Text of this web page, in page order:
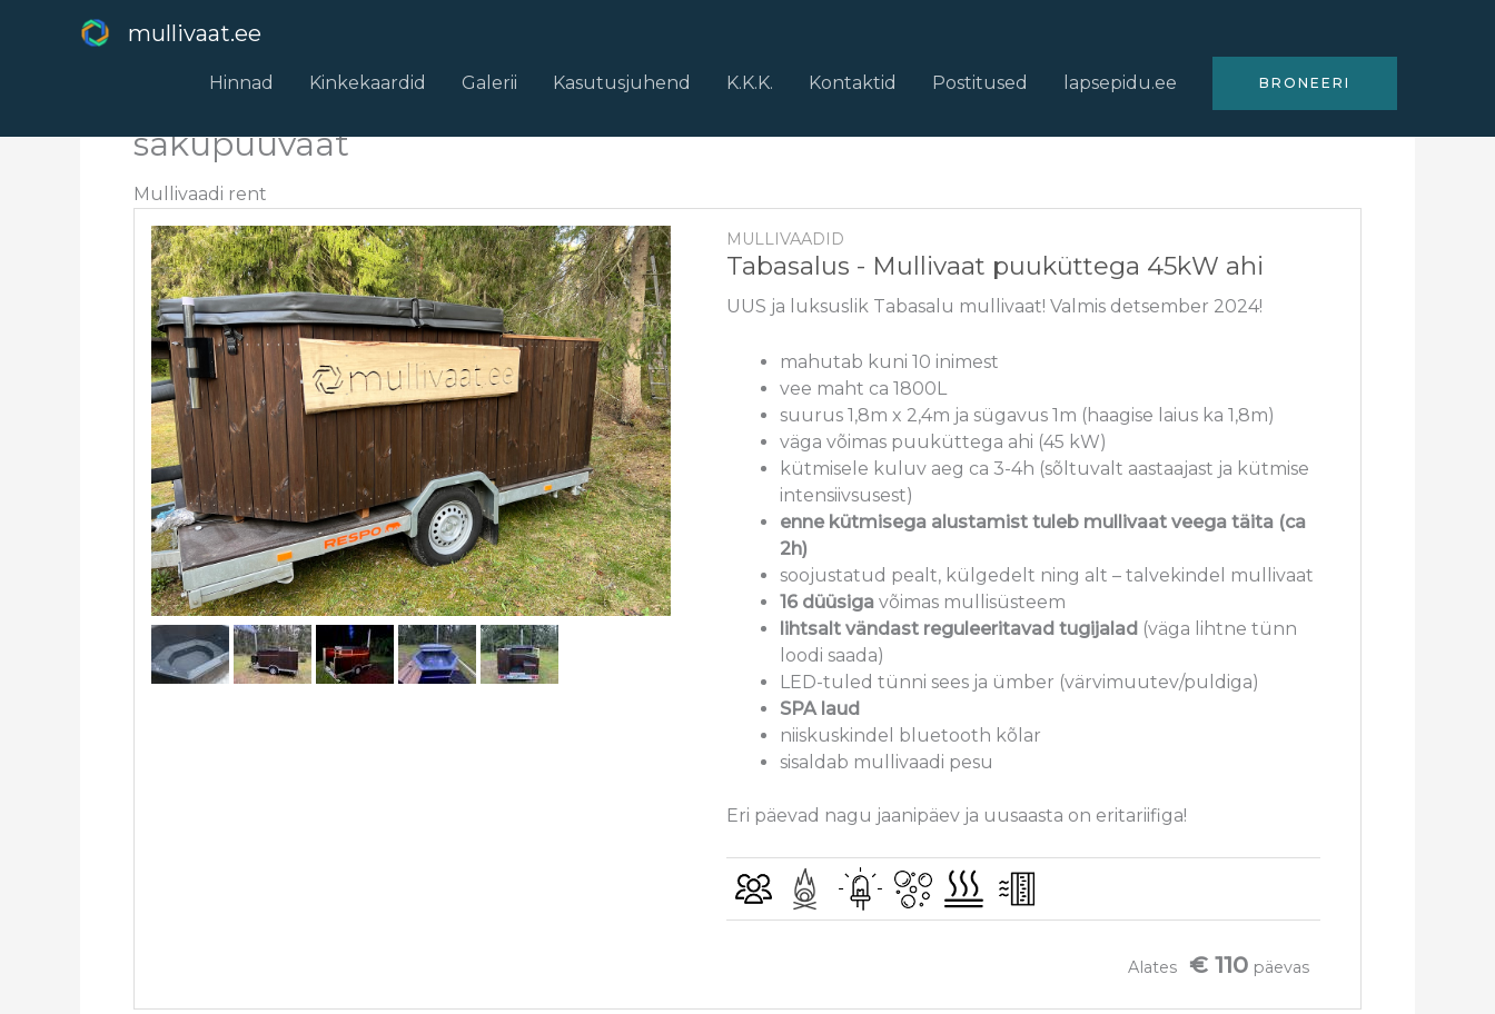
mullivaat.ee
Hinnad Kinkekaardid Galerii Kasutusjuhend K.K.K. Kontaktid Postitused lapsepidu.ee BRONEERI
sakupuuvaat
Mullivaadi rent
MULLIVAADID
Tabasalus - Mullivaat puuküttega 45kW ahi
UUS ja luksuslik Tabasalu mullivaat! Valmis detsember 2024!
mahutab kuni 10 inimest
vee maht ca 1800L
suurus 1,8m x 2,4m ja sügavus 1m (haagise laius ka 1,8m)
väga võimas puuküttega ahi (45 kW)
kütmisele kuluv aeg ca 3-4h (sõltuvalt aastaajast ja kütmise
intensiivsusest)
enne kütmisega alustamist tuleb mullivaat veega täita (ca
2h)
soojustatud pealt, külgedelt ning alt – talvekindel mullivaat
16 düüsiga võimas mullisüsteem
lihtsalt vändast reguleeritavad tugijalad (väga lihtne tünn
loodi saada)
LED-tuled tünni sees ja ümber (värvimuutev/puldiga)
SPA laud
niiskuskindel bluetooth kõlar
sisaldab mullivaadi pesu
Eri päevad nagu jaanipäev ja uusaasta on eritariifiga!
Alates € 110 päevas